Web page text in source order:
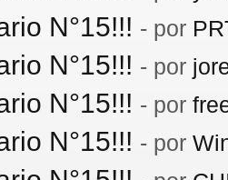
N°15!!! - por
N°15!!! - por
N°15!!! - por
N°15!!! - por